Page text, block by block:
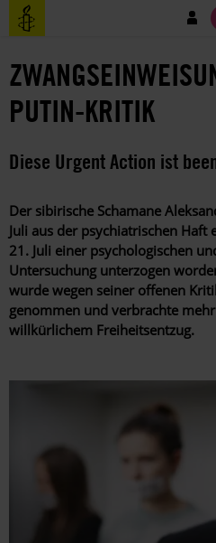
Direkt
zum
Benutzermenü
PUTIN-KRITIK
Diese Urgent Action ist
Der sibirische Schamane
Juli aus der psychiatrischen Haft
21. Juli einer psychologischen
Untersuchung unterzogen
wurde wegen seiner offenen
genommen und verbrachte
willkürlichem Freiheitsentzug.